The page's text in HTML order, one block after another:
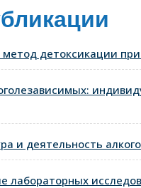
детоксикации
и деятельность
лабораторных